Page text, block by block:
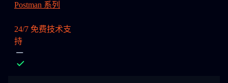
Postman 系列
24/7 免费技术支
持